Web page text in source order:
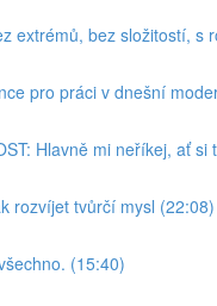
extrémů, bez složitostí, s
pro práci v dnešní
Hlavně mi neříkej, ať
rozvíjet tvůrčí mysl (22:08)
(15:40)